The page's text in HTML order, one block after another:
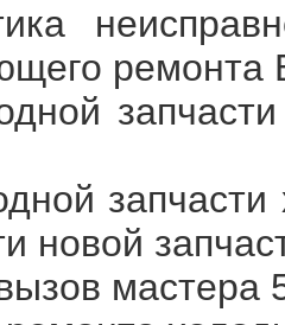
запчасти
новой
мастера